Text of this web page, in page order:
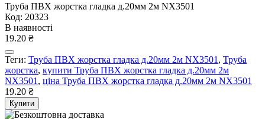
Труба ПВХ жорстка гладка д.20мм 2м NX3501
Код: 20323
В наявності
19.20 ₴
Теги: Труба ПВХ жорстка гладка д.20мм 2м NX3501 , Труба
жорстка, купити Труба ПВХ жорстка гладка д.20мм 2м
NX3501 , ціна Труба ПВХ жорстка гладка д.20мм 2м NX3501
19.20 ₴
Купити